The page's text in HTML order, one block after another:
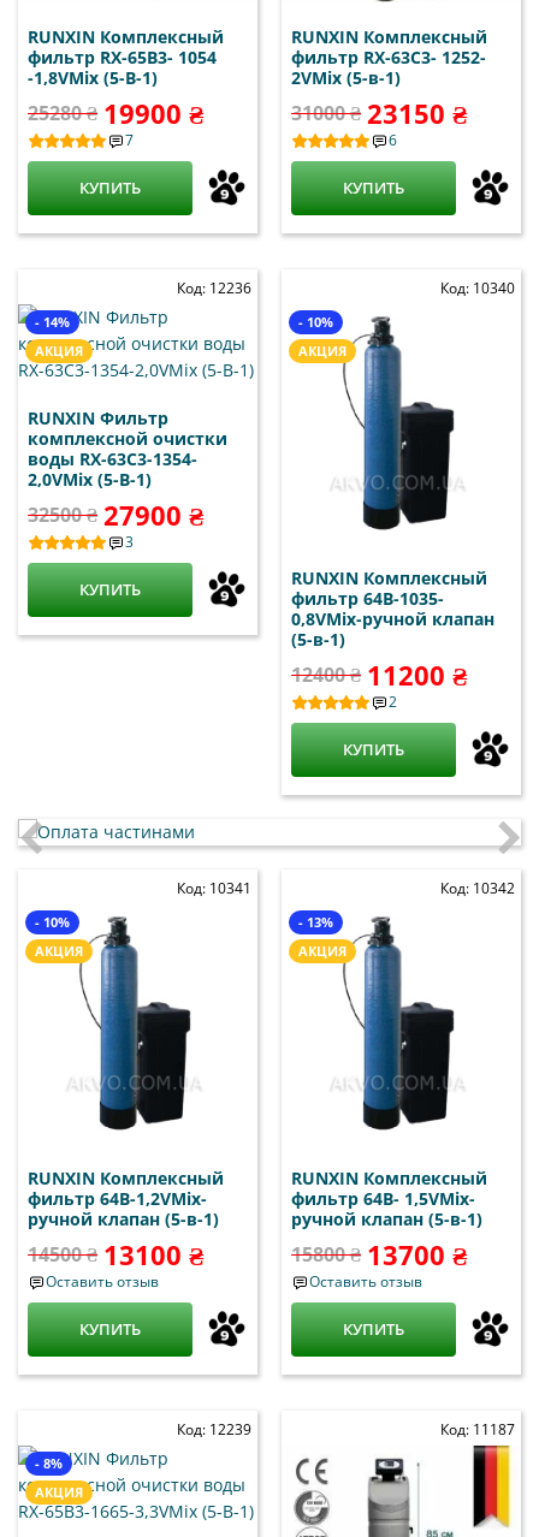
RUNXIN Комплексный
фильтр RX-65B3- 1054
-1,8VMix (5-В-1)
25280 ₴ 19900 ₴
7
КУПИТЬ
RUNXIN Комплексный
фильтр RX-63C3- 1252-
2VMix (5-в-1)
31000 ₴ 23150 ₴
6
КУПИТЬ
Код: 12236
RUNXIN Фильтр
комплексной очистки
воды RX-63С3-1354-
2,0VMix (5-В-1)
32500 ₴ 27900 ₴
3
КУПИТЬ
- 14%
АКЦИЯ
Код: 10340
RUNXIN Комплексный
фильтр 64B-1035-
0,8VMix-ручной клапан
(5-в-1)
12400 ₴ 11200 ₴
2
КУПИТЬ
- 10%
АКЦИЯ
Код: 10341
RUNXIN Комплексный
фильтр 64B-1,2VMix-
ручной клапан (5-в-1)
14500 ₴ 13100 ₴
Оставить отзыв
КУПИТЬ
- 10%
АКЦИЯ
Код: 10342
RUNXIN Комплексный
фильтр 64B- 1,5VMix-
ручной клапан (5-в-1)
15800 ₴ 13700 ₴
Оставить отзыв
КУПИТЬ
- 13%
АКЦИЯ
Код: 12239
- 8%
АКЦИЯ
Код: 11187